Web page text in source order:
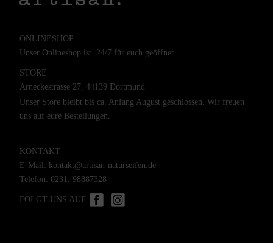
ONLINESHOP
Unser Onlineshop ist 24/7 für euch geöffnet.
STORE
Arneckestrasse 27, 44139 Dortmund
Unser Store bleibt bis ca. Anfang August geschlossen. Wir freuen
uns auf eure Bestellungen.
KONTAKT
E-Mail: kontakt@artisan-naturseifen.de
Telefon:0231. 98887328
FOLGT UNS AUF